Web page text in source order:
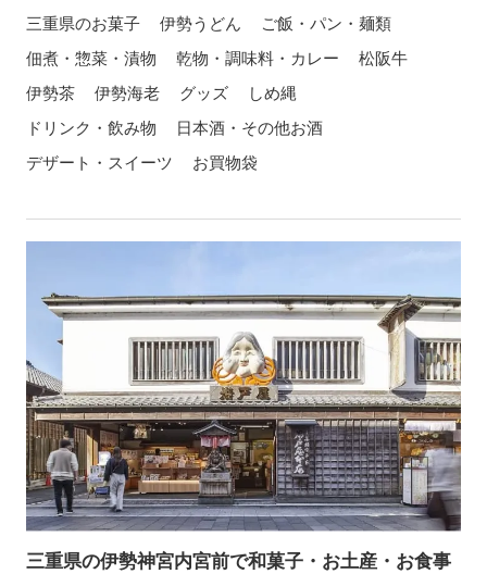
三重県のお菓子
伊勢うどん
ご飯・パン・麺類
佃煮・惣菜・漬物
乾物・調味料・カレー
松阪牛
伊勢茶
伊勢海老 グッズ
しめ縄
ドリンク・飲み物
日本酒・その他お酒
デザート・スイーツ
お買物袋
三重県の伊勢神宮内宮前で和菓子・お土産・お食事